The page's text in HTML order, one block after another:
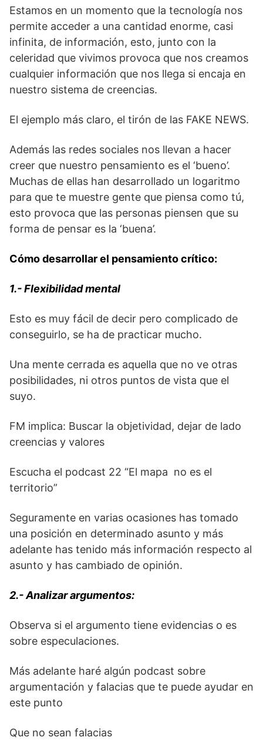
Estamos en un momento que la tecnología nos
permite acceder a una cantidad enorme, casi
infinita, de información, esto, junto con la
celeridad que vivimos provoca que nos creamos
cualquier información que nos llega si encaja en
nuestro sistema de creencias.
El ejemplo más claro, el tirón de las FAKE NEWS.
Además las redes sociales nos llevan a hacer
creer que nuestro pensamiento es el ‘bueno’.
Muchas de ellas han desarrollado un logaritmo
para que te muestre gente que piensa como tú,
esto provoca que las personas piensen que su
forma de pensar es la ‘buena’.
Cómo desarrollar el pensamiento crítico:
1.- Flexibilidad mental
Esto es muy fácil de decir pero complicado de
conseguirlo, se ha de practicar mucho.
Una mente cerrada es aquella que no ve otras
posibilidades, ni otros puntos de vista que el
suyo.
FM implica: Buscar la objetividad, dejar de lado
creencias y valores
Escucha el podcast 22 “El mapa no es el
territorio”
Seguramente en varias ocasiones has tomado
una posición en determinado asunto y más
adelante has tenido más información respecto al
asunto y has cambiado de opinión.
2.- Analizar argumentos:
Observa si el argumento tiene evidencias o es
sobre especulaciones.
Más adelante haré algún podcast sobre
argumentación y falacias que te puede ayudar en
este punto
Que no sean falacias